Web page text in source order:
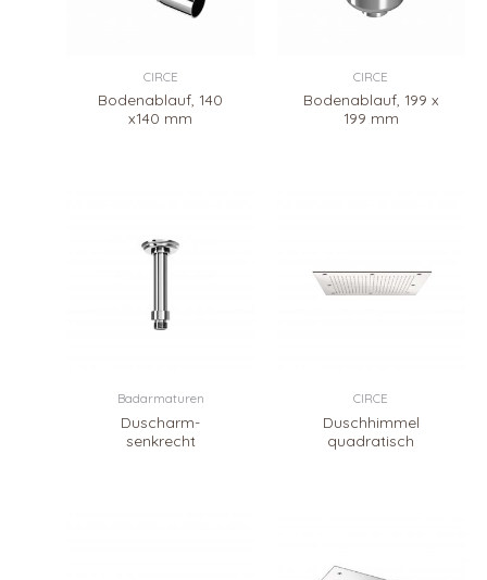
CIRCE
Bodenablauf, 140
x140 mm
CIRCE
Bodenablauf, 199 x
199 mm
Badarmaturen
Duscharm-
senkrecht
CIRCE
Duschhimmel
quadratisch